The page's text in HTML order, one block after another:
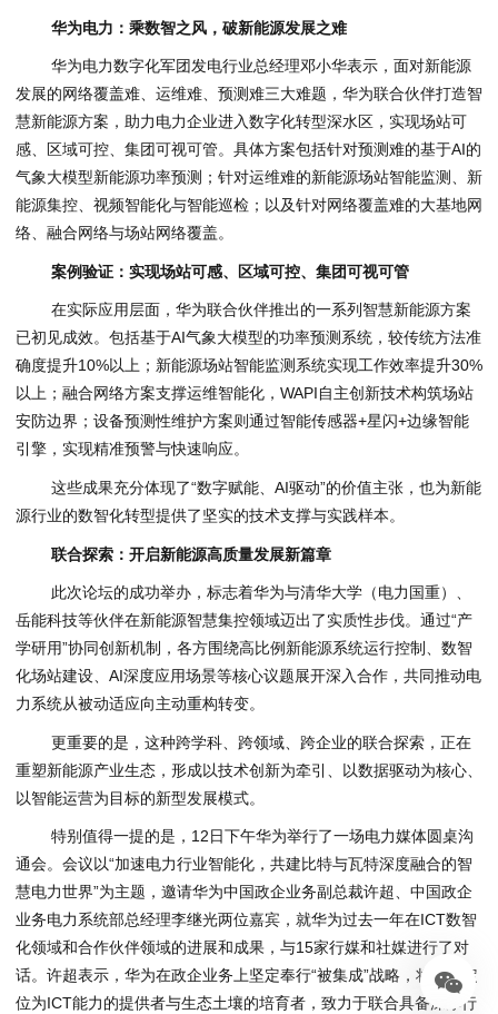
华为电力：乘数智之风，破新能源发展之难
华为电力数字化军团发电行业总经理邓小华表示，面对新能源
发展的网络覆盖难、运维难、预测难三大难题，华为联合伙伴打造智
慧新能源方案，助力电力企业进入数字化转型深水区，实现场站可
感、区域可控、集团可视可管。具体方案包括针对预测难的基于AI的
气象大模型新能源功率预测；针对运维难的新能源场站智能监测、新
能源集控、视频智能化与智能巡检；以及针对网络覆盖难的大基地网
络、融合网络与场站网络覆盖。
案例验证：实现场站可感、区域可控、集团可视可管
在实际应用层面，华为联合伙伴推出的一系列智慧新能源方案
已初见成效。包括基于AI气象大模型的功率预测系统，较传统方法准
确度提升10%以上；新能源场站智能监测系统实现工作效率提升30%
以上；融合网络方案支撑运维智能化，WAPI自主创新技术构筑场站
安防边界；设备预测性维护方案则通过智能传感器+星闪+边缘智能
引擎，实现精准预警与快速响应。
这些成果充分体现了“数字赋能、AI驱动”的价值主张，也为新能
源行业的数智化转型提供了坚实的技术支撑与实践样本。
联合探索：开启新能源高质量发展新篇章
此次论坛的成功举办，标志着华为与清华大学（电力国重）、
岳能科技等伙伴在新能源智慧集控领域迈出了实质性步伐。通过“产
学研用”协同创新机制，各方围绕高比例新能源系统运行控制、数智
化场站建设、AI深度应用场景等核心议题展开深入合作，共同推动电
力系统从被动适应向主动重构转变。
更重要的是，这种跨学科、跨领域、跨企业的联合探索，正在
重塑新能源产业生态，形成以技术创新为牵引、以数据驱动为核心、
以智能运营为目标的新型发展模式。
特别值得一提的是，12日下午华为举行了一场电力媒体圆桌沟
通会。会议以“加速电力行业智能化，共建比特与瓦特深度融合的智
慧电力世界”为主题，邀请华为中国政企业务副总裁许超、中国政企
业务电力系统部总经理李继光两位嘉宾，就华为过去一年在ICT数智
化领域和合作伙伴领域的进展和成果，与15家行媒和社媒进行了对
话。许超表示，华为在政企业务上坚定奉行“被集成”战略，将自身定
位为ICT能力的提供者与生态土壤的培育者，致力于联合具备深厚行